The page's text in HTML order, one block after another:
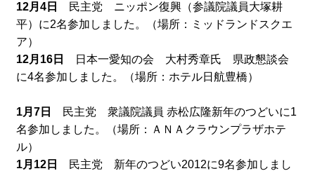
12月4日
民主党 ニッポン復興（参議院議員大塚耕
平）に2名参加しました。（場所：ミッドランドスクエ
ア）
12月16日
日本一愛知の会 大村秀章氏 県政懇談会
に4名参加しました。（場所：ホテル日航豊橋）
1月7日
民主党 衆議院議員 赤松広隆新年のつどいに1
名参加しました。（場所：ＡＮＡクラウンプラザホテ
ル）
1月12日
民主党 新年のつどい2012に9名参加しまし